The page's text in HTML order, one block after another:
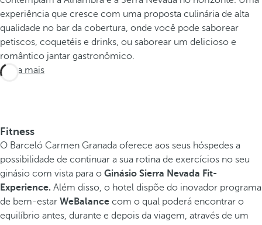
experiência que cresce com uma proposta culinária de alta
qualidade no bar da cobertura, onde você pode saborear
petiscos, coquetéis e drinks, ou saborear um delicioso e
romântico jantar gastronômico.
Saiba mais
Fitness
O Barceló Carmen Granada oferece aos seus hóspedes a
possibilidade de continuar a sua rotina de exercícios no seu
ginásio com vista para o Ginásio Sierra Nevada Fit-
Experience. Além disso, o hotel dispõe do inovador programa
de bem-estar WeBalance com o qual poderá encontrar o
equilíbrio antes, durante e depois da viagem, através de um